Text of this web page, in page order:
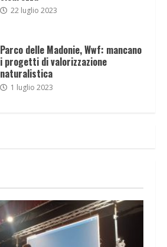
22 luglio 2023
Parco delle Madonie, Wwf: mancano
i progetti di valorizzazione
naturalistica
1 luglio 2023